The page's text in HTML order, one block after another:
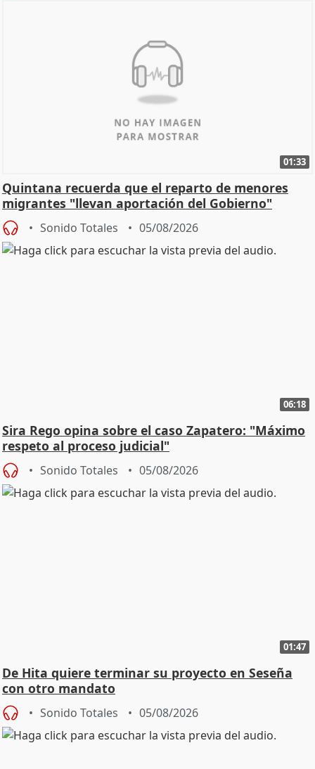
01:33
Quintana recuerda que el reparto de menores
migrantes "llevan aportación del Gobierno"
central
Sonido Totales 05/08/2026
06:18
Sira Rego opina sobre el caso Zapatero: "Máximo
respeto al proceso judicial"
Sonido Totales 05/08/2026
01:47
De Hita quiere terminar su proyecto en Seseña
con otro mandato
Sonido Totales 05/08/2026